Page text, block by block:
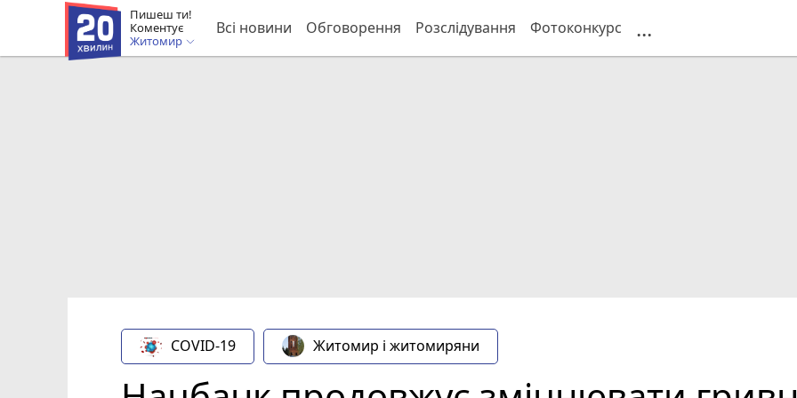
Пишеш ти!
Коментує
Житомир
Всі новини Обговорення Розслідування Фотоконкурс ...
COVID-19 Житомир і житомиряни